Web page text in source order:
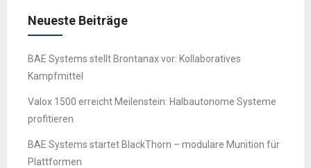
Neueste Beiträge
BAE Systems stellt Brontanax vor: Kollaboratives
Kampfmittel
Valox 1500 erreicht Meilenstein: Halbautonome Systeme
profitieren
BAE Systems startet BlackThorn – modulare Munition für
Plattformen